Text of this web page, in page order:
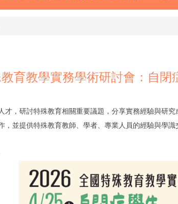
育教學實務學術研討會：自閉
才，研討特殊教育相關重要議題，分享實務經驗與研
，並提供特殊教育教師、學者、專業人員的經驗與學識